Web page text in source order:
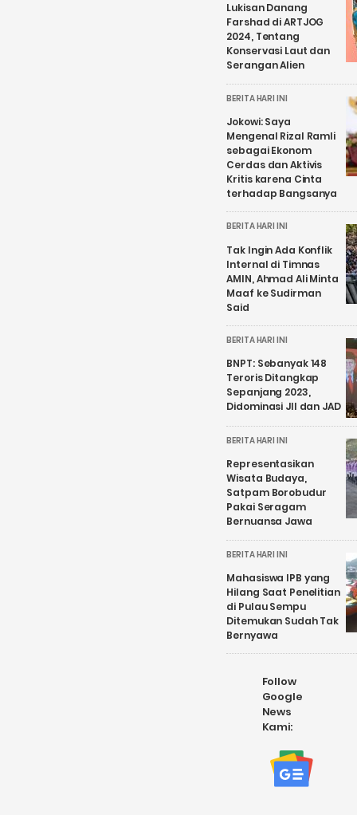
Lukisan Danang
Farshad di ARTJOG
2024, Tentang
Konservasi Laut dan
Serangan Alien
BERITA HARI INI
Jokowi: Saya
Mengenal Rizal Ramli
sebagai Ekonom
Cerdas dan Aktivis
Kritis karena Cinta
terhadap Bangsanya
BERITA HARI INI
Tak Ingin Ada Konflik
Internal di Timnas
AMIN, Ahmad Ali Minta
Maaf ke Sudirman
Said
BERITA HARI INI
BNPT: Sebanyak 148
Teroris Ditangkap
Sepanjang 2023,
Didominasi JII dan JAD
BERITA HARI INI
Representasikan
Wisata Budaya,
Satpam Borobudur
Pakai Seragam
Bernuansa Jawa
BERITA HARI INI
Mahasiswa IPB yang
Hilang Saat Penelitian
di Pulau Sempu
Ditemukan Sudah Tak
Bernyawa
Follow
Google
News
Kami: